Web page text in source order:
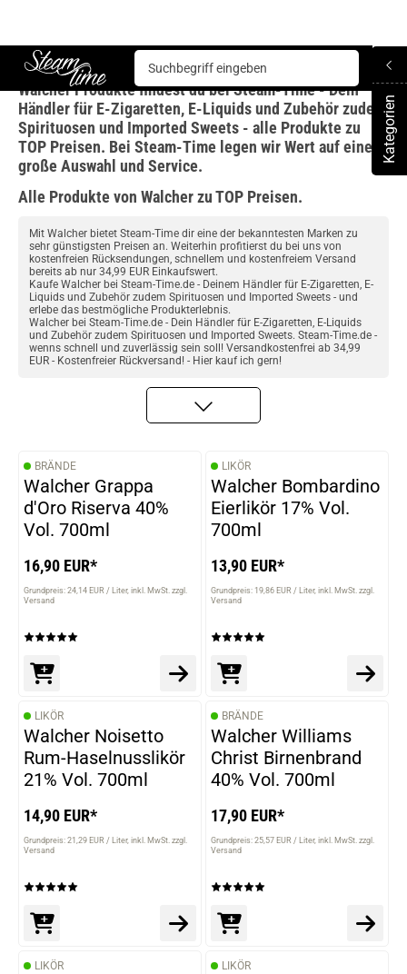
Steam time
Walcher
Kategorien
Walcher Produkte findest du bei Steam-Time - Dein
Händler für E-Zigaretten, E-Liquids und Zubehör zudem
Spirituosen und Imported Sweets - alle Produkte zu
TOP Preisen. Bei Steam-Time legen wir Wert auf eine
große Auswahl und Service.
Alle Produkte von Walcher zu TOP Preisen.
Mit Walcher bietet Steam-Time dir eine der bekanntesten Marken zu
sehr günstigsten Preisen an. Weiterhin profitierst du bei uns von
kostenfreien Rücksendungen, schnellem und kostenfreiem Versand
bereits ab nur 34,99 EUR Einkaufswert.
Kaufe Walcher bei Steam-Time.de - Deinem Händler für E-Zigaretten, E-
Liquids und Zubehör zudem Spirituosen und Imported Sweets - und
erlebe das bestmögliche Produkterlebnis.
Walcher bei Steam-Time.de - Dein Händler für E-Zigaretten, E-Liquids
und Zubehör zudem Spirituosen und Imported Sweets. Steam-Time.de -
wenns schnell und zuverlässig sein soll! Versandkostenfrei ab 34,99
EUR - Kostenfreier Rückversand! - Hier kauf ich gern!
BRÄNDE
Walcher Grappa
d'Oro Riserva 40%
Vol. 700ml
16,90 EUR*
Grundpreis: 24,14 EUR / Liter inkl. MwSt. zzgl.
Versand
LIKÖR
Walcher Bombardino
Eierlikör 17% Vol.
700ml
13,90 EUR*
Grundpreis: 19,86 EUR / Liter inkl. MwSt. zzgl.
Versand
LIKÖR
Walcher Noisetto
Rum-Haselnusslikör
21% Vol. 700ml
14,90 EUR*
Grundpreis: 21,29 EUR / Liter inkl. MwSt. zzgl.
Versand
BRÄNDE
Walcher Williams
Christ Birnenbrand
40% Vol. 700ml
17,90 EUR*
Grundpreis: 25,57 EUR / Liter inkl. MwSt. zzgl.
Versand
LIKÖR LIKÖR